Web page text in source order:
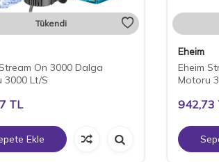
Tükendi
On 3000 Dalga
3000 Lt/S
TL
Ekle
Eheim
Eheim
Motoru
942,73